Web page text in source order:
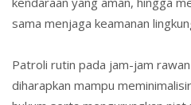
sama menjaga keamanan
Patroli rutin pada jam-jam
diharapkan mampu